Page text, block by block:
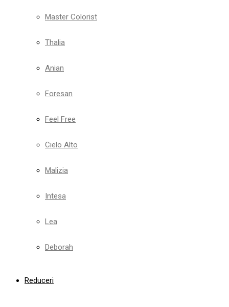
Master Colorist
Thalia
Anian
Foresan
Feel Free
Cielo Alto
Malizia
Intesa
Lea
Deborah
Reduceri